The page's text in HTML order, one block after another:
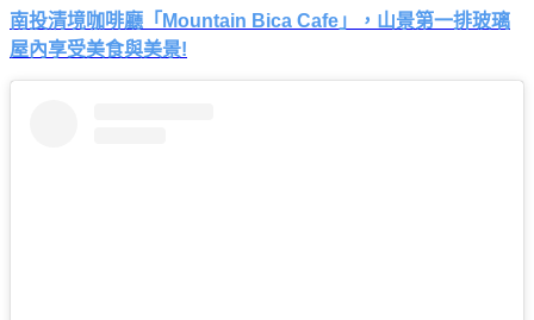
南投清境咖啡廳「Mountain Bica Cafe」，山景第一排玻璃
屋內享受美食與美景!